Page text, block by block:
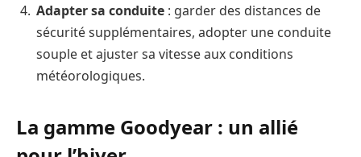
Adapter sa conduite : garder des distances de
sécurité supplémentaires, adopter une conduite
souple et ajuster sa vitesse aux conditions
météorologiques.
La gamme Goodyear : un allié